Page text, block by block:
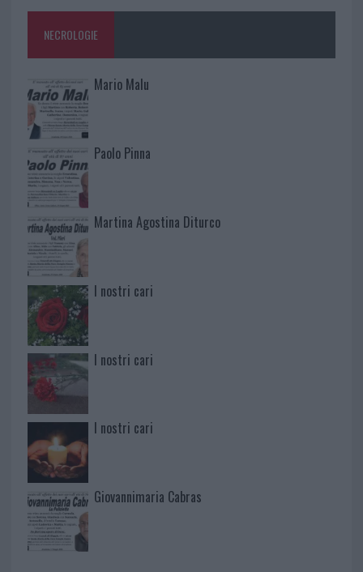
NECROLOGIE
Mario Malu
Paolo Pinna
Martina Agostina Diturco
I nostri cari
I nostri cari
I nostri cari
Giovannimaria Cabras